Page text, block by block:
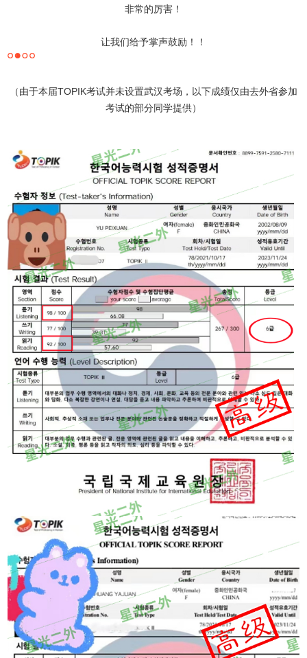
非常的厉害！
让我们给予掌声鼓励！！
（由于本届TOPIK考试并未设置武汉考场，以下成绩仅由去外省参加
考试的部分同学提供）